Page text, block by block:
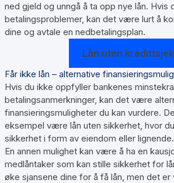
ned gjeld og unngå å ta opp nye lån. Hvis
betalingsproblemer, kan det være lurt å
dine og avtale en nedbetalingsplan.
Lån uten
Får ikke lån – alternative
Hvis du ikke oppfyller bankenes
betalingsanmerkninger, kan det være
finansieringsmuligheter du kan vurdere.
eksempel være lån uten sikkerhet, hvor
sikkerhet i form av eiendom eller lignende.
En annen mulighet kan være å ha en
medlåntaker som kan stille sikkerhet for
øke sjansene dine for å få lån, men det